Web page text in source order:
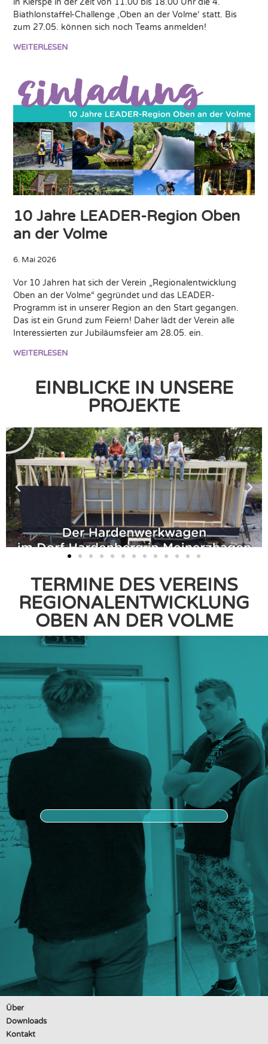
Biathlonstaffel-Challenge ‚Oben an der Volme‘ statt. Bis
zum 27.05. können sich noch Teams anmelden!
WEITERLESEN
10 Jahre LEADER-Region Oben
an der Volme
6. Mai 2026
Vor 10 Jahren hat sich der Verein „Regionalentwicklung
Oben an der Volme“ gegründet und das LEADER-
Programm ist in unserer Region an den Start gegangen.
Das ist ein Grund zum Feiern! Daher lädt der Verein alle
Interessierten zur Jubiläumsfeier am 28.05. ein.
WEITERLESEN
EINBLICKE IN UNSERE
PROJEKTE
TERMINE DES VEREINS
REGIONALENTWICKLUNG
OBEN AN DER VOLME
Über
Downloads
Kontakt